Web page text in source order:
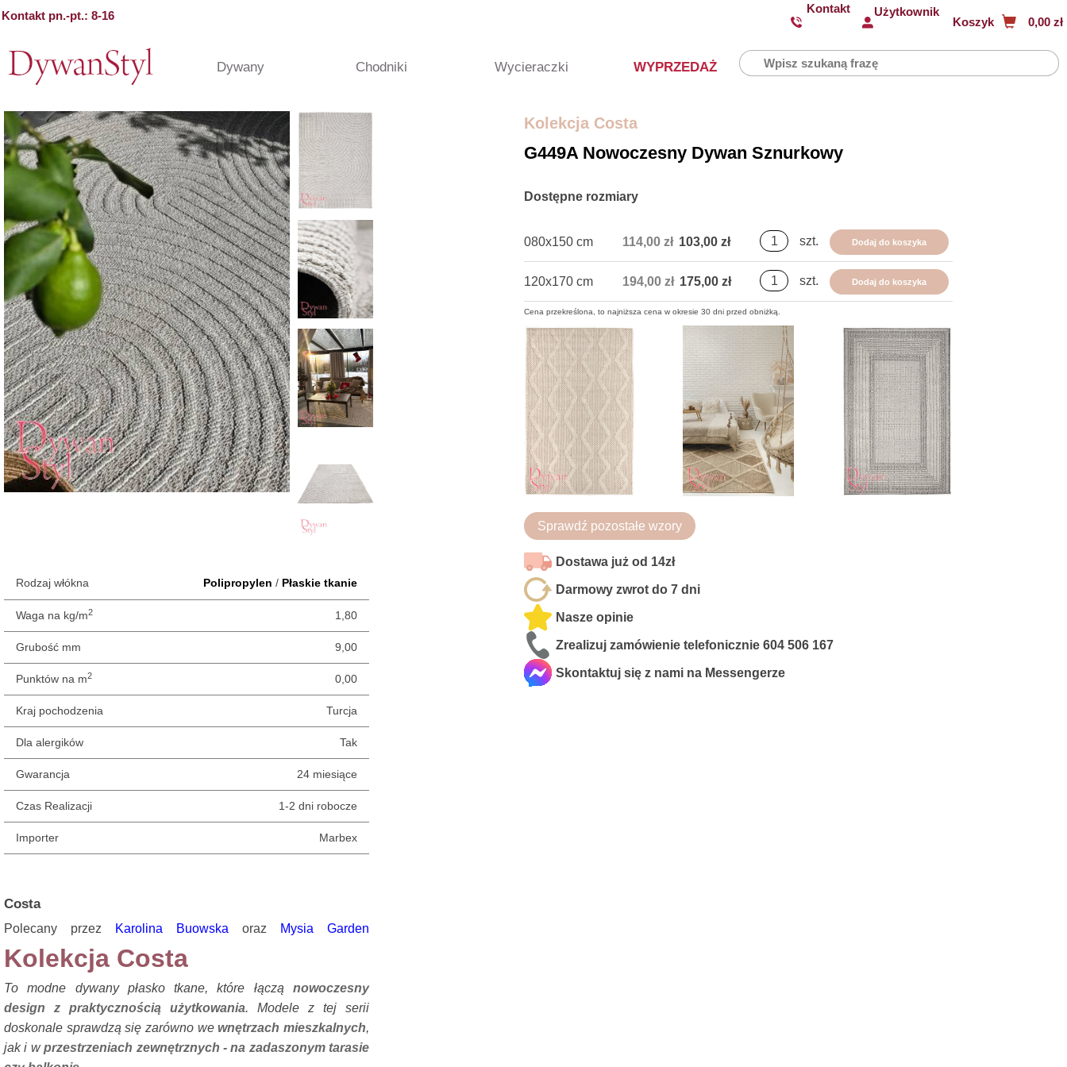
Kontakt pn.-pt.: 8-16
Kontakt Użytkownik
Koszyk 0,00 zł
Dywany Chodniki Wycieraczki WYPRZEDAŻ
Rodzaj włókna Polipropylen / Płaskie tkanie
Waga na kg/m2 1,80
Grubość mm 9,00
Punktów na m2 0,00
Kraj pochodzenia Turcja
Dla alergików Tak
Gwarancja 24 miesiące
Czas Realizacji 1-2 dni robocze
Importer Marbex
Costa
Polecany przez Karolina Buowska oraz Mysia Garden
Kolekcja Costa
To modne dywany płasko tkane, które łączą nowoczesny
design z praktycznością użytkowania. Modele z tej serii
doskonale sprawdzą się zarówno wewnętrzach mieszkalnych,
jak i wprzestrzeniach zewnętrznych - na zadaszonym tarasie
Kolekcja Costa
G449A Nowoczesny Dywan Sznurkowy
Dostępne rozmiary
080x150 cm 114,00 zł 103,00 zł szt. Dodaj do koszyka
120x170 cm 194,00 zł 175,00 zł szt. Dodaj do koszyka
Cena przekreślona, to najniższa cena w okresie 30 dni przed obniżką.
Sprawdź pozostałe wzory
Dostawa już od 14zł
Darmowy zwrot do 7 dni
Nasze opinie
Zrealizuj zamówienie telefonicznie 604 506 167
Skontaktuj się z nami na Messengerze